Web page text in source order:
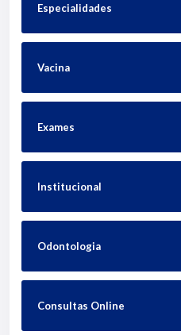
Especialidades
Vacina
Exames
Institucional
Odontologia
Consultas Online